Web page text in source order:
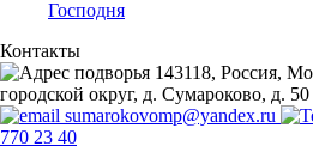
Господня
Контакты
143118, Россия,
городской округ, д. Сумароково, д. 50
sumarokovomp@yandex.ru
770 23 40